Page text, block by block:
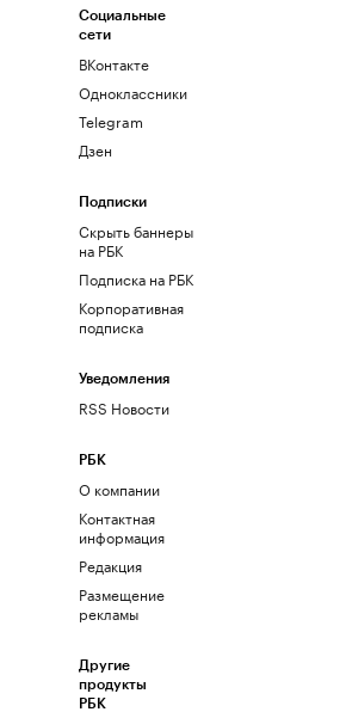
Социальные
сети
ВКонтакте
Одноклассники
Telegram
Дзен
Подписки
Скрыть баннеры
на РБК
Подписка на РБК
Корпоративная
подписка
Уведомления
RSS Новости
РБК
О компании
Контактная
информация
Редакция
Размещение
рекламы
Другие
продукты
РБК